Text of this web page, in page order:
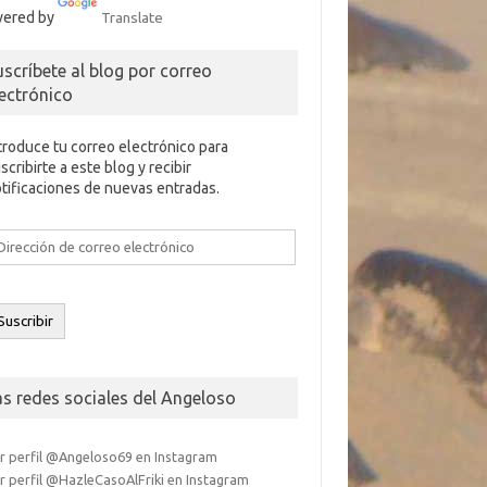
by Translate
al blog por correo
tu correo electrónico para
a este blog y recibir
de nuevas entradas.
redes sociales del Angeloso
perfil @Angeloso69 en Instagram
perfil @HazleCasoAlFriki en Instagram